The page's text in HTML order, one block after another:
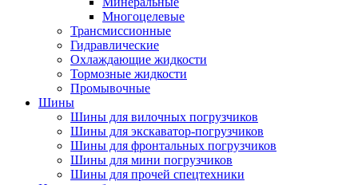
Многоцелевые
Трансмиссионные
Гидравлические
Охлаждающие жидкости
Тормозные жидкости
Промывочные
Шины
Шины для вилочных погрузчиков
Шины для экскаватор-погрузчиков
Шины для фронтальных погрузчиков
Шины для мини погрузчиков
Шины для прочей спецтехники